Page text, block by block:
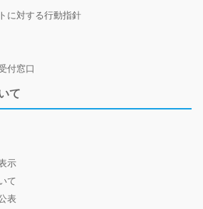
に対する行動指針
付窓口
て
示
て
表